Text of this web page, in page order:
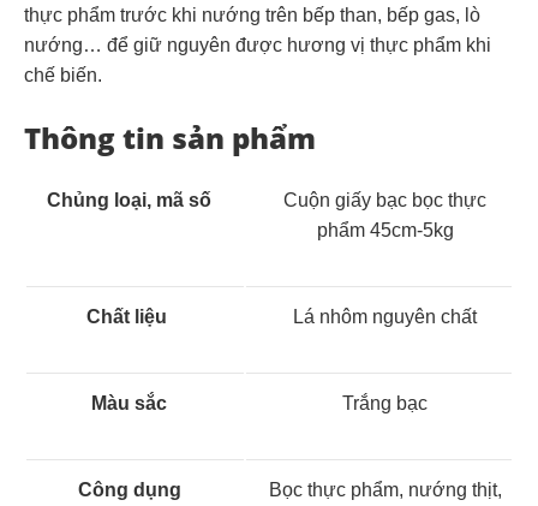
thực phẩm trước khi nướng trên bếp than, bếp gas, lò
nướng… để giữ nguyên được hương vị thực phẩm khi
chế biến.
Thông tin sản phẩm
Chủng loại, mã số
Cuộn giấy bạc bọc thực
phẩm 45cm-5kg
Chất liệu Lá nhôm nguyên chất
Màu sắc Trắng bạc
Công dụng
Bọc thực phẩm, nướng thịt,